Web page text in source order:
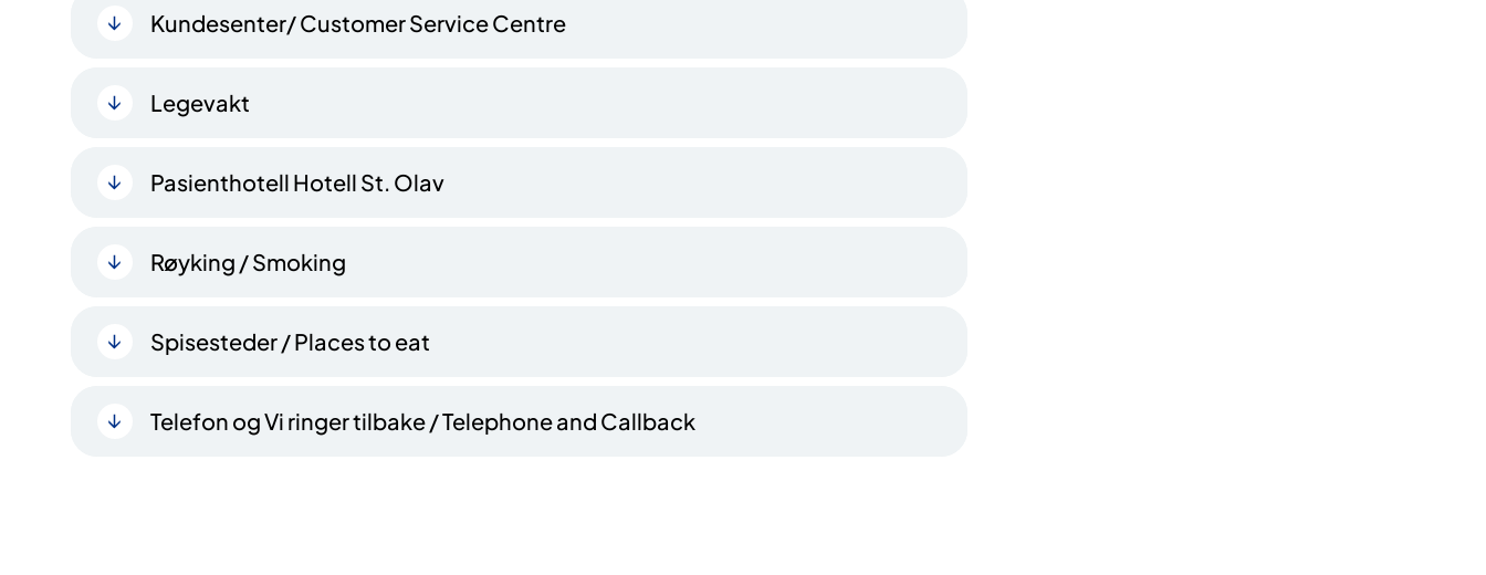
Kundesenter/ Customer Service Centre
Legevakt
Pasienthotell Hotell St. Olav
Røyking / Smoking
Spisesteder / Places to eat
Telefon og Vi ringer tilbake / Telephone and Callback